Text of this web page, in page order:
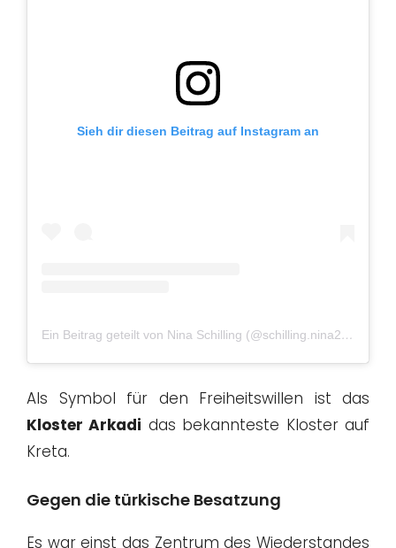
Sieh dir diesen Beitrag auf Instagram an
Ein Beitrag geteilt von Nina Schilling (@schilling.nina2205)
Als Symbol für den Freiheitswillen ist das
Kloster Arkadi das bekannteste Kloster auf
Kreta.
Gegen die türkische Besatzung
Es war einst das Zentrum des Wiederstandes